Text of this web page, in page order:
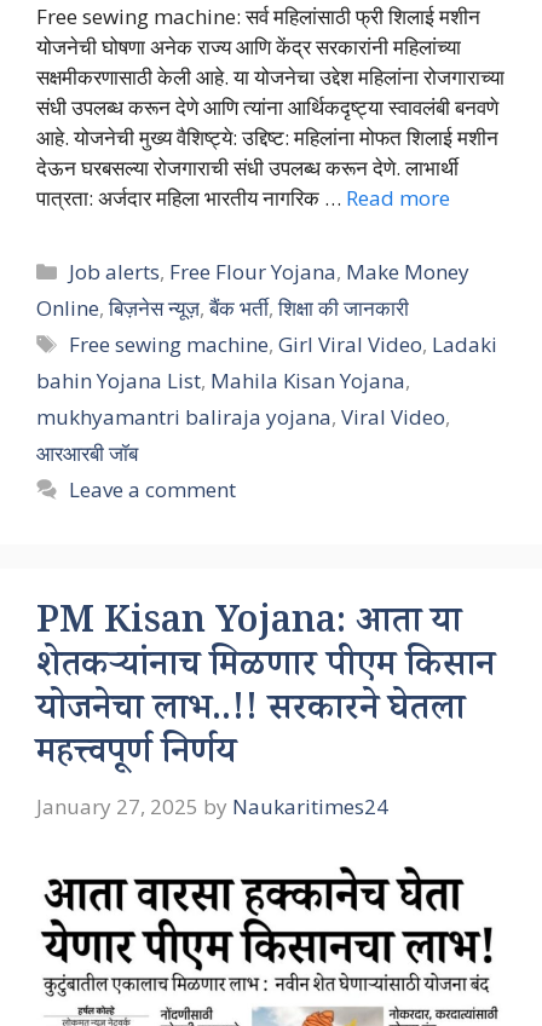
Free sewing machine: सर्व महिलांसाठी फ्री शिलाई मशीन
योजनेची घोषणा अनेक राज्य आणि केंद्र सरकारांनी महिलांच्या
सक्षमीकरणासाठी केली आहे. या योजनेचा उद्देश महिलांना रोजगाराच्या
संधी उपलब्ध करून देणे आणि त्यांना आर्थिकदृष्ट्या स्वावलंबी बनवणे
आहे. योजनेची मुख्य वैशिष्ट्ये: उद्दिष्ट: महिलांना मोफत शिलाई मशीन
देऊन घरबसल्या रोजगाराची संधी उपलब्ध करून देणे. लाभार्थी
पात्रता: अर्जदार महिला भारतीय नागरिक … Read more
Categories
Job alerts, Free Flour Yojana, Make Money
Online,बिज़नेस न्यूज़,बैंक भर्ती,शिक्षा की जानकारी
Tags
Free sewing machine,Girl Viral Video, Ladaki
bahin Yojana List, Mahila Kisan Yojana,
mukhyamantri baliraja yojana, Viral Video,
आरआरबी जॉब
Leave a comment
PM Kisan Yojana: आता या
शेतकऱ्यांनाच मिळणार पीएम किसान
योजनेचा लाभ..!! सरकारने घेतला
महत्त्वपूर्ण निर्णय
January 27, 2025 by Naukaritimes24